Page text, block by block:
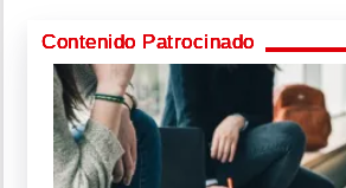
Contenido Patrocinado